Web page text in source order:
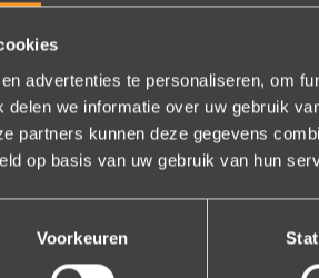
advertenties te personaliseren, om
we informatie over uw gebruik
partners kunnen deze gegevens
op basis van uw gebruik van hun
Voorkeuren
Ruime keuze en correcte prijzen!
geholpen.